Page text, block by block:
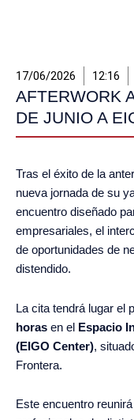
17/06/2026 12:16
AFTERWORK
DE JUNIO A
Tras el éxito de la
nueva jornada de su
encuentro diseñado
empresariales, el
de oportunidades de
distendido.
La cita tendrá lugar el
horas en el Espacio
(EIGO Center),
Frontera.
Este encuentro